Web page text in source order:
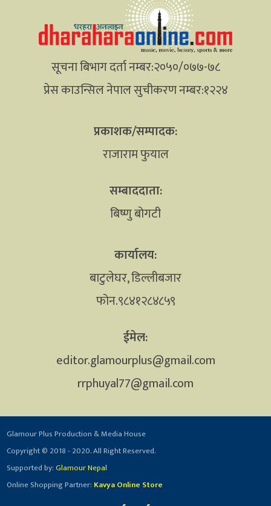
सूचना बिभाग दर्ता नम्बर:२०५०/०७७-७८
प्रेस काउन्सिल नेपाल सुचीकरण नम्बर:१२२४
प्रकाशक/सम्पादक:
राजाराम फुयाल
सम्बाददाता:
बिष्णु बोगटी
कार्यालय:
बाटुलेघर, डिल्लीबजार
फोन.९८४१२८४८५९
ईमेल:
editor.glamourplus@gmail.com
rrphuyal77@gmail.com
Glamour Plus Production & Media House
Copyright © 2018 - 2020. All Right Reserved.
Supported by:Glamour Nepal
Online Shopping Partner: Kavya Online Store